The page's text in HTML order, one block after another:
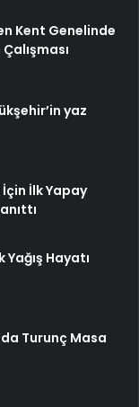
Kent Genelinde
yaz
İlk Yapay
Yağış Hayatı
Turunç Masa